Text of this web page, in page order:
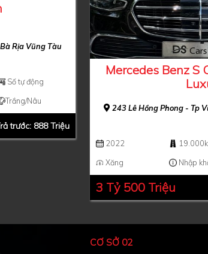
Rịa Vũng Tàu
Số tự động
Trắng/Nâu
trước: 888 Triệu
Mercedes Benz S
243 Lê Hồng Phong - Tp
2022
Xăng
Nhập
3 Tỷ 500 Triệu
CƠ SỞ 02